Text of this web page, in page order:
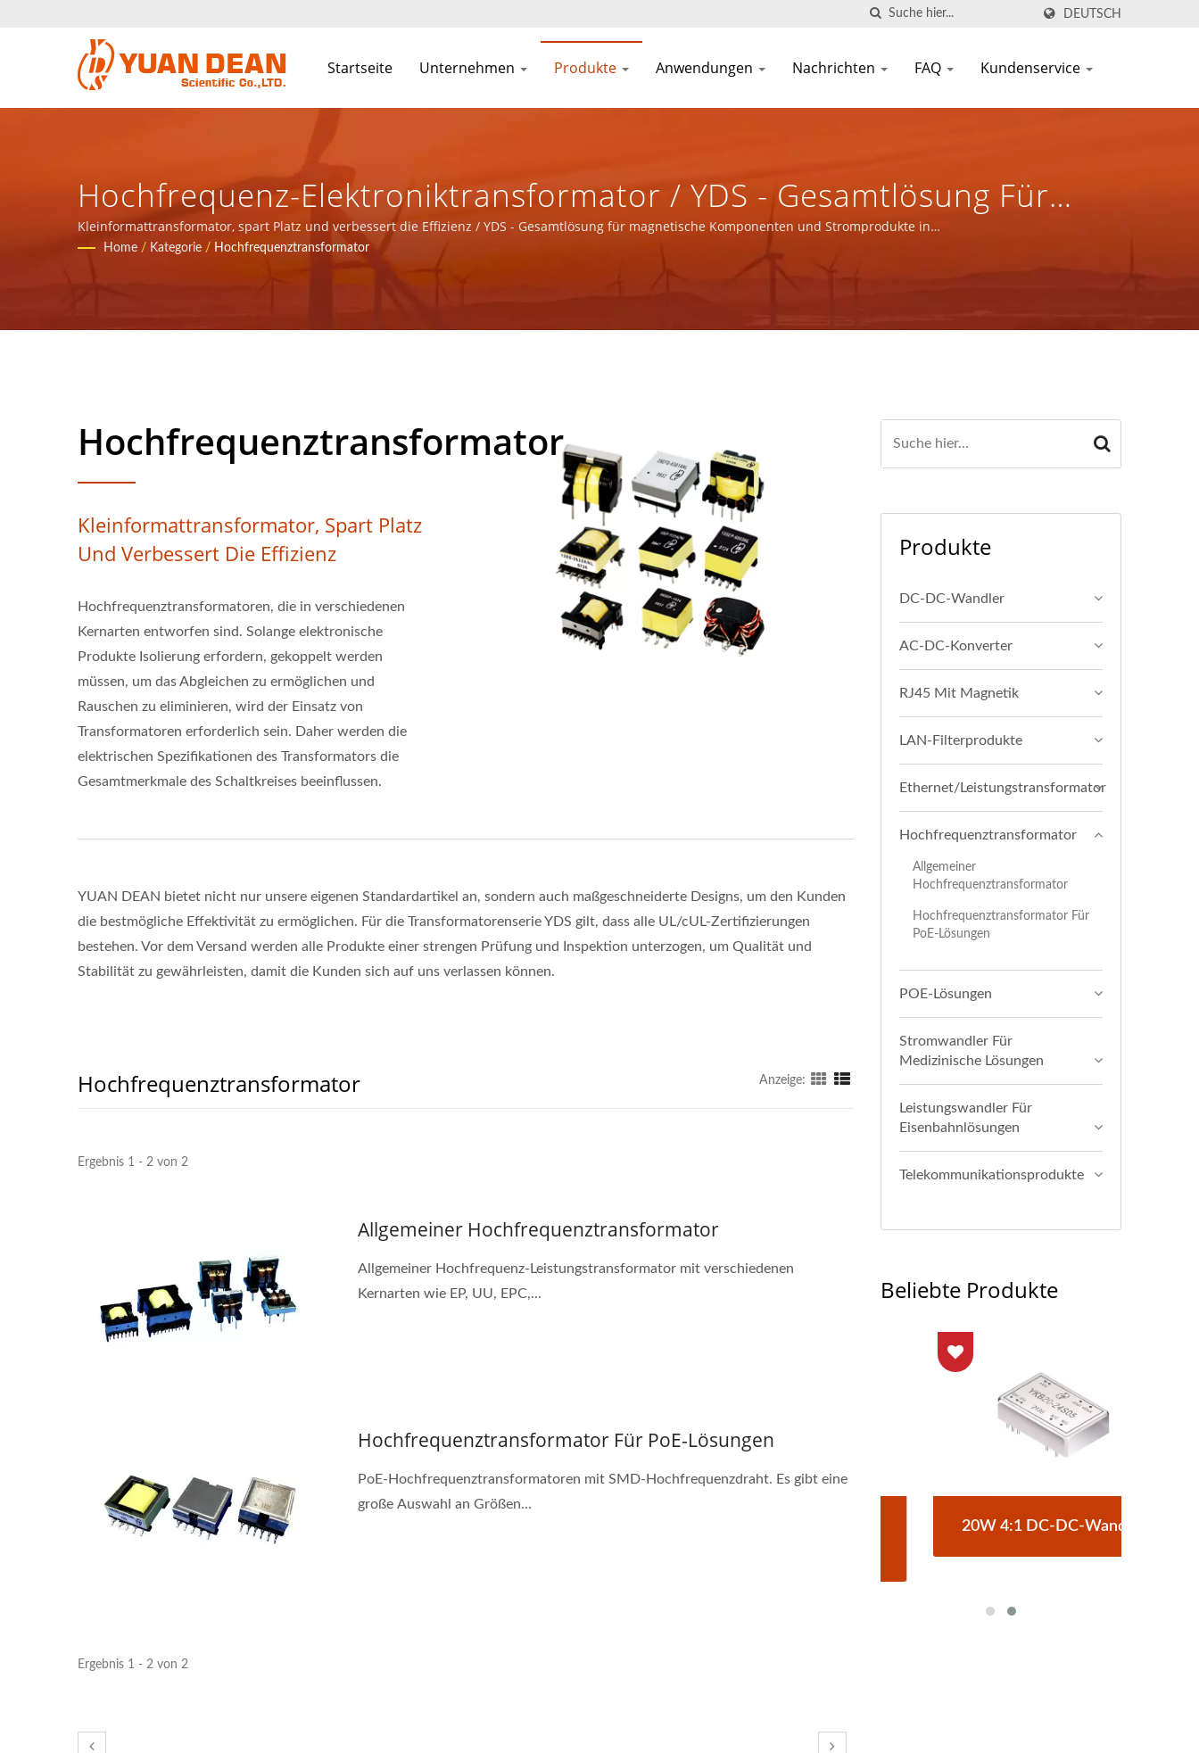
DEUTSCH
Startseite Unternehmen Produkte Anwendungen Nachrichten FAQ Kundenservice
Hochfrequenz-Elektroniktransformator / YDS - Gesamtlösung Für
Magnetische Komponenten Und Stromprodukte In
Kommunikationsnetzwerkanwendungen Bereitstellen.
Kleinformattransformator, spart Platz und verbessert die Effizienz / YDS - Gesamtlösung für magnetische Komponenten und Stromprodukte in
Kommunikationsnetzwerkanwendungen bereitstellen.
Home / Kategorie / Hochfrequenztransformator
Hochfrequenztransformator
Kleinformattransformator, Spart Platz
Und Verbessert Die Effizienz
Hochfrequenztransformatoren, die in verschiedenen
Kernarten entworfen sind. Solange elektronische
Produkte Isolierung erfordern, gekoppelt werden
müssen, um das Abgleichen zu ermöglichen und
Rauschen zu eliminieren, wird der Einsatz von
Transformatoren erforderlich sein. Daher werden die
elektrischen Spezifikationen des Transformators die
Gesamtmerkmale des Schaltkreises beeinflussen.
YUAN DEAN bietet nicht nur unsere eigenen Standardartikel an, sondern auch maßgeschneiderte Designs, um den Kunden
die bestmögliche Effektivität zu ermöglichen. Für die Transformatorenserie YDS gilt, dass alle UL/cUL-Zertifizierungen
bestehen. Vor dem Versand werden alle Produkte einer strengen Prüfung und Inspektion unterzogen, um Qualität und
Stabilität zu gewährleisten, damit die Kunden sich auf uns verlassen können.
Hochfrequenztransformator Anzeige:
Ergebnis 1 - 2 von 2
Allgemeiner Hochfrequenztransformator
Allgemeiner Hochfrequenz-Leistungstransformator mit verschiedenen
Kernarten wie EP, UU, EPC,...
Hochfrequenztransformator Für PoE-Lösungen
PoE-Hochfrequenztransformatoren mit SMD-Hochfrequenzdraht. Es gibt eine
große Auswahl an Größen...
Ergebnis 1 - 2 von 2
Produkte
DC-DC-Wandler
AC-DC-Konverter
RJ45 Mit Magnetik
LAN-Filterprodukte
Ethernet/Leistungstransformator
Hochfrequenztransformator
Allgemeiner
Hochfrequenztransformator
Hochfrequenztransformator Für
PoE-Lösungen
POE-Lösungen
Stromwandler Für
Medizinische Lösungen
Leistungswandler Für
Eisenbahnlösungen
Telekommunikationsprodukte
Beliebte Produkte
Halbbrücken-DC-DC-
20W 4:1 DC-DC-Wandler